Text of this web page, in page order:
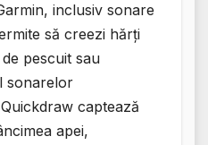
inclusiv sonare
să creezi hărți
pescuit sau
sonarelor
captează
apei,